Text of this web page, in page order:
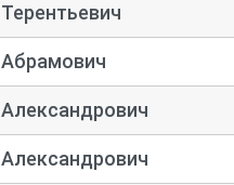
Терентьевич
Абрамович
Александрович
Александрович